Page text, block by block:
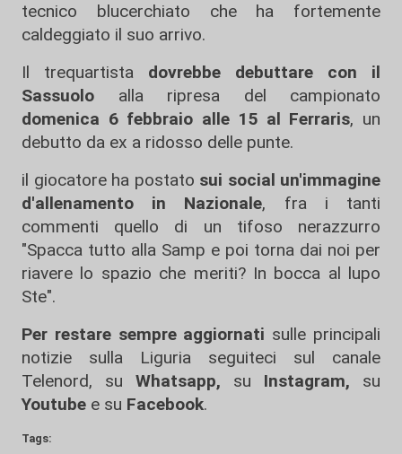
tecnico blucerchiato che ha fortemente
caldeggiato il suo arrivo.
Il trequartista dovrebbe debuttare con il
Sassuolo alla ripresa del campionato
domenica 6 febbraio alle 15 al Ferraris, un
debutto da ex a ridosso delle punte.
il giocatore ha postato sui social un'immagine
d'allenamento in Nazionale, fra i tanti
commenti quello di un tifoso nerazzurro
"Spacca tutto alla Samp e poi torna dai noi per
riavere lo spazio che meriti? In bocca al lupo
Ste".
Per restare sempre aggiornati sulle principali
notizie sulla Liguria seguiteci sul canale
Telenord, su
Whatsapp, su Instagram, su
Youtube e su Facebook.
Tags: